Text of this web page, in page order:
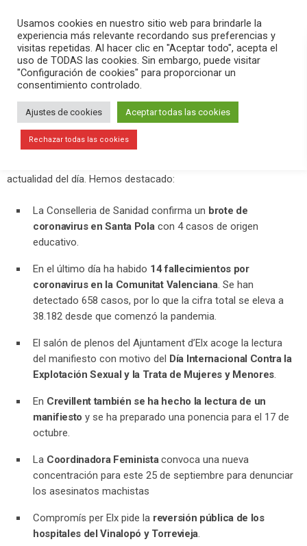
search menu pause PLAY
septiembre 23, 2020
Detectan un brote de coronavirus en
Santa Pola con 4 casos de origen del
ámbito educativo
actualidad del día. Hemos destacado:
La Conselleria de Sanidad confirma un brote de
coronavirus en Santa Polacon 4 casos de origen
educativo.
En el último día ha habido 14 fallecimientos por
coronavirus en la Comunitat Valenciana. Se han
detectado 658 casos, por lo que la cifra total se eleva a
38.182 desde que comenzó la pandemia.
El salón de plenos del Ajuntament d’Elx acoge la lectura
del manifiesto con motivo del Día Internacional Contra la
Explotación Sexual y la Trata de Mujeres y Menores
En Crevillent también se ha hecho la lectura de un
manifiesto y se ha preparado una ponencia para el 17 de
octubre.
La Coordinadora Feministaconvoca una nueva
concentración para este 25 de septiembre para denunciar
los asesinatos machistas
Compromís per Elx pide la reversión pública de los
hospitales del Vinalopó y Torrevieja
Usamos cookies en nuestro sitio web para brindarle la
experiencia más relevante recordando sus preferencias y
visitas repetidas. Al hacer clic en "Aceptar todo", acepta el
uso de TODAS las cookies. Sin embargo, puede visitar
"Configuración de cookies" para proporcionar un
consentimiento controlado.
Ajustes de cookies Aceptar todas las cookies
Rechazar todas las cookies